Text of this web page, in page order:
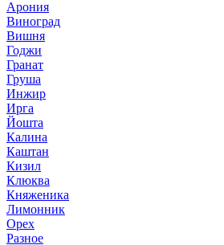
Арония
Виноград
Вишня
Годжи
Гранат
Груша
Инжир
Ирга
Йошта
Калина
Каштан
Кизил
Клюква
Княженика
Лимонник
Орех
Разное